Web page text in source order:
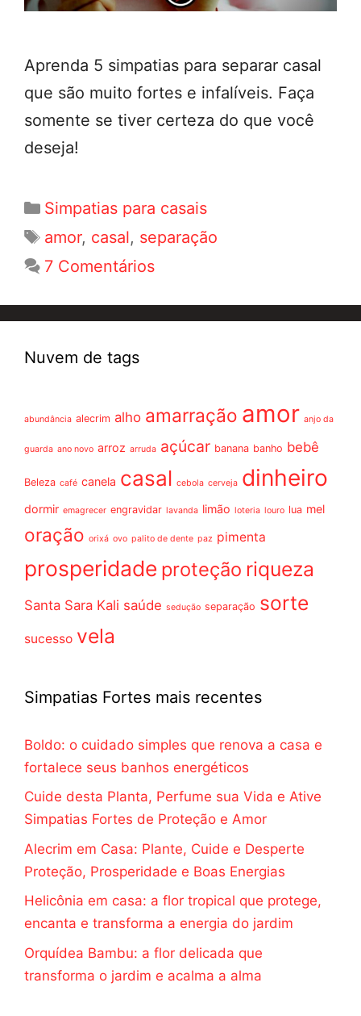
Aprenda 5 simpatias para separar casal
que são muito fortes e infalíveis. Faça
somente se tiver certeza do que você
deseja!
Categorias
Simpatias para casais
Tags
amor, casal, separação
7 Comentários
Nuvem de tags
abundância alecrim alho amarração amor anjo da
guarda ano novo arroz arruda açúcar banana banho bebê
Beleza café canela casal cebola cerveja dinheiro
dormir emagrecer engravidar lavanda limão loteria louro lua mel
oração orixá ovo palito de dente paz pimenta
prosperidade proteção riqueza
Santa Sara Kali saúde sedução separação sorte
sucesso vela
Simpatias Fortes mais recentes
Boldo: o cuidado simples que renova a casa e
fortalece seus banhos energéticos
Cuide desta Planta, Perfume sua Vida e Ative
Simpatias Fortes de Proteção e Amor
Alecrim em Casa: Plante, Cuide e Desperte
Proteção, Prosperidade e Boas Energias
Helicônia em casa: a flor tropical que protege,
encanta e transforma a energia do jardim
Orquídea Bambu: a flor delicada que
transforma o jardim e acalma a alma